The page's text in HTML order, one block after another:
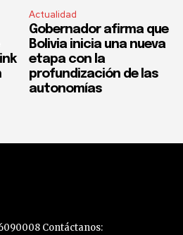
Actualidad
Gobernador afirma que
Bolivia inicia una nueva
etapa con la
profundización de las
autonomías
Contáctanos: